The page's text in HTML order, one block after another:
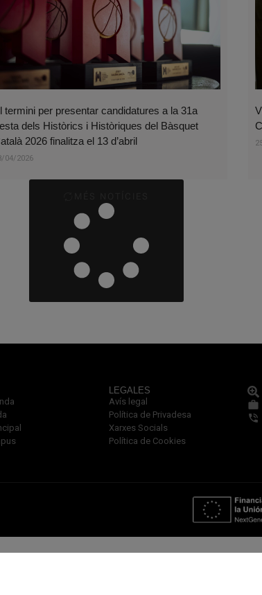
termini per presentar candidatures a la 31a
dels Històrics i Històriques del Bàsquet
2026 finalitza el 13 d’abril
04/2026
LEGALES
Avís legal
Política de Privadesa
Xarxes Socials
Política de Cookies